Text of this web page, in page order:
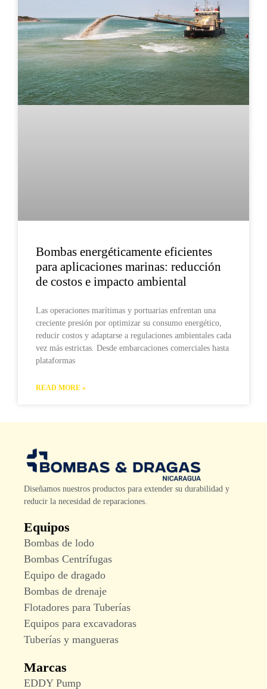
Bombas energéticamente eficientes
para aplicaciones marinas: reducción
de costos e impacto ambiental
Las operaciones marítimas y portuarias enfrentan una
creciente presión por optimizar su consumo energético,
reducir costos y adaptarse a regulaciones ambientales cada
vez más estrictas. Desde embarcaciones comerciales hasta
plataformas
READ MORE »
Diseñamos nuestros productos para extender su durabilidad y
reducir la necesidad de reparaciones.
Equipos
Bombas de lodo
Bombas Centrífugas
Equipo de dragado
Bombas de drenaje
Flotadores para Tuberías
Equipos para excavadoras
Tuberías y mangueras
Marcas
EDDY Pump